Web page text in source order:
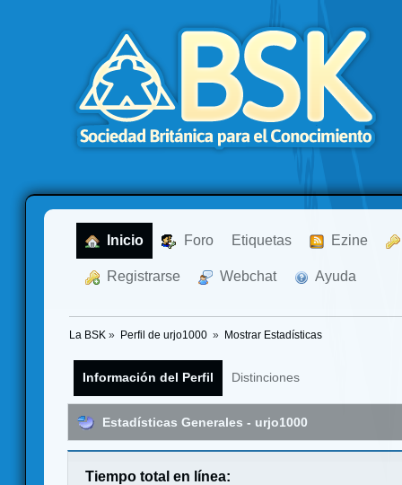
Inicio Foro Etiquetas Ezine
Registrarse Webchat Ayuda
La BSK » Perfil de urjo1000 » Mostrar Estadísticas
Información del Perfil Distinciones
Estadísticas Generales - urjo1000
Tiempo total en línea: